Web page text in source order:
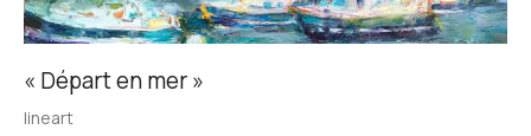
« Départ en mer »
lineart